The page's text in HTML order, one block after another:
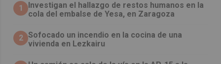
1
Investigan el hallazgo de restos humanos en la
cola del embalse de Yesa, en Zaragoza
2 Sofocado un incendio en la cocina de una
vivienda en Lezkairu